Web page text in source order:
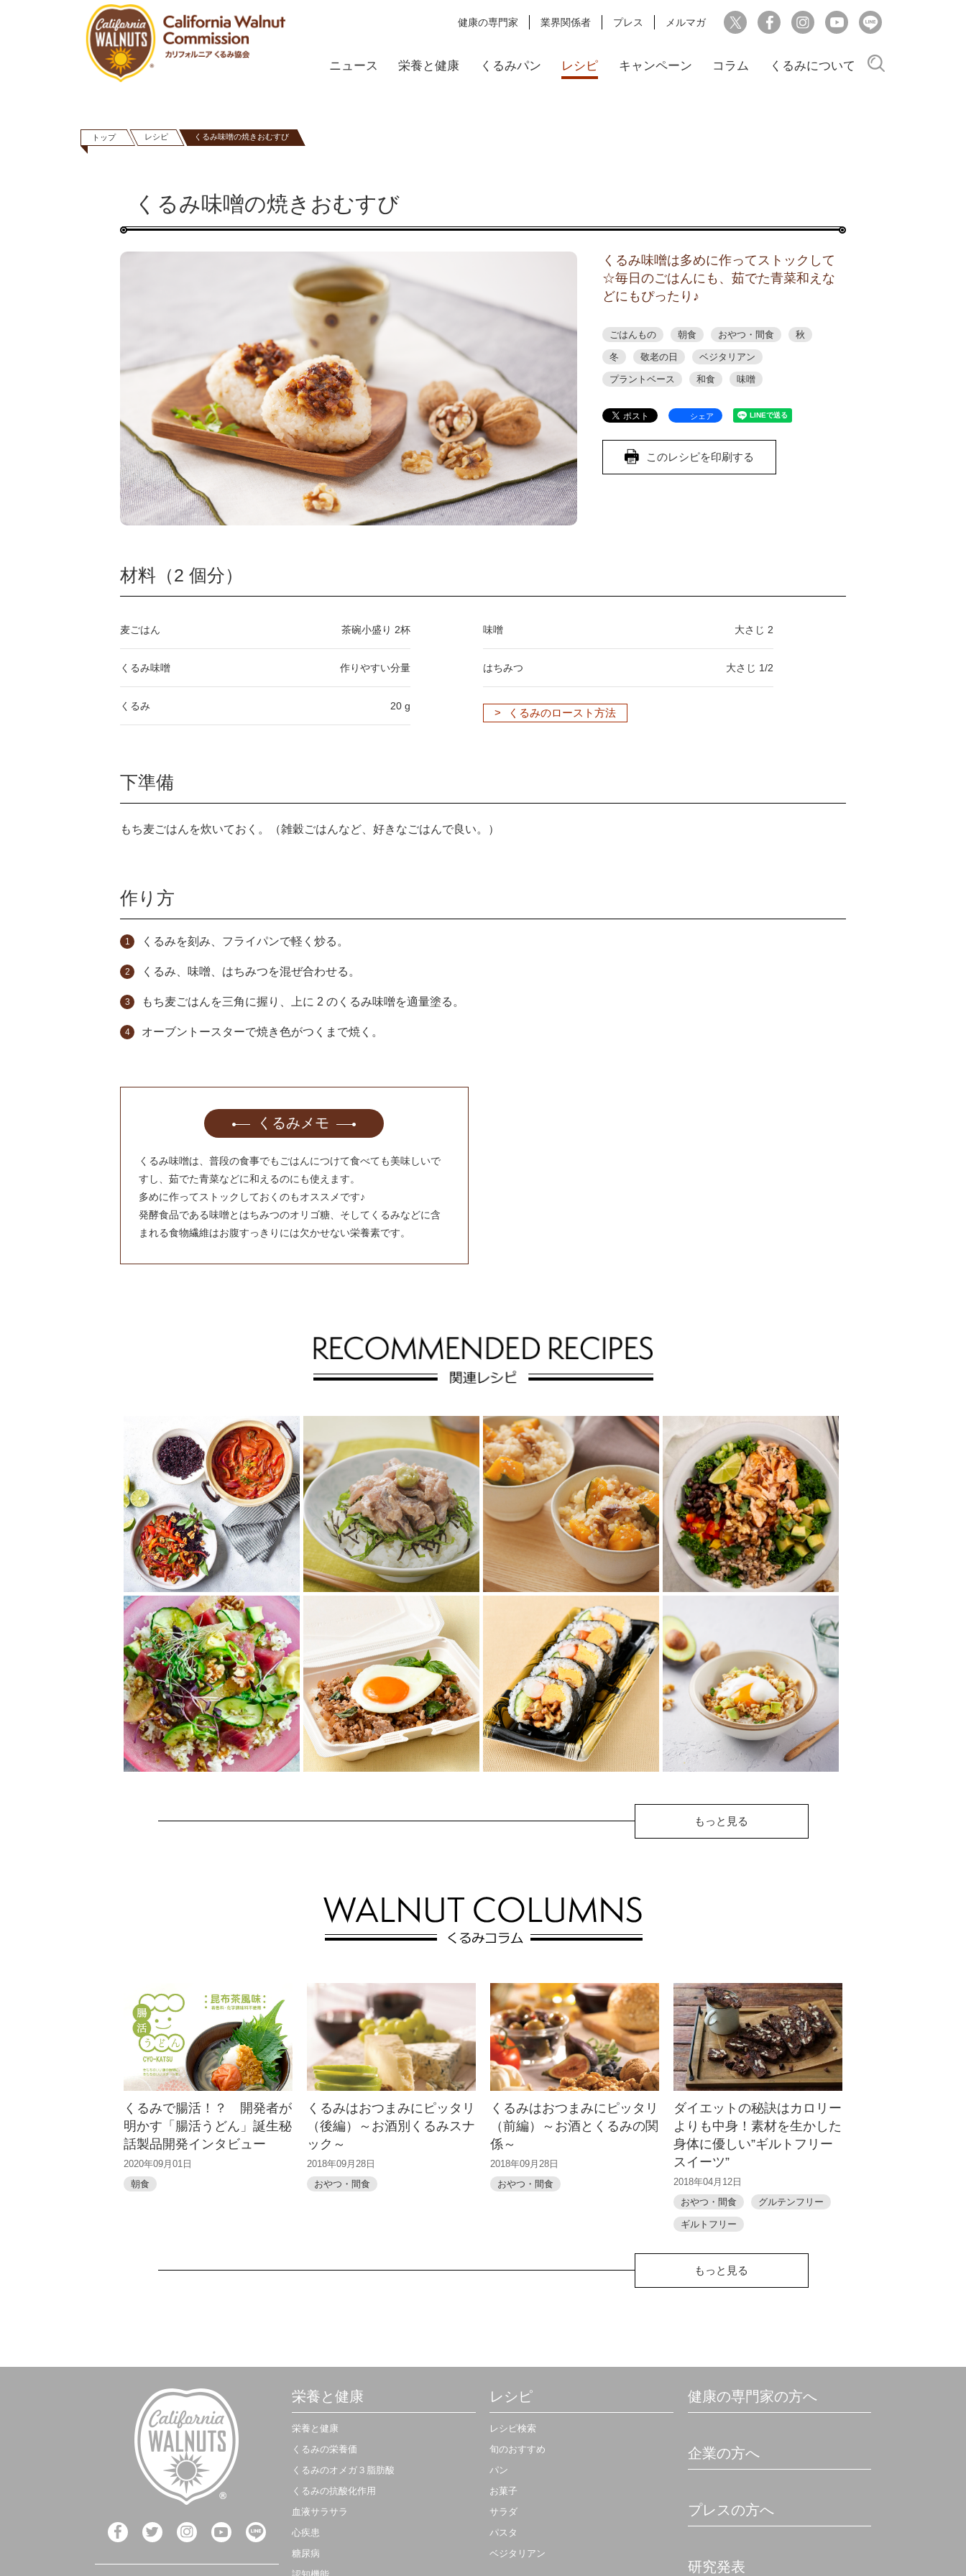
健康の専門家 業界関係者 プレス メルマガ
ニュース 栄養と健康 くるみパン レシピ キャンペーン コラム くるみについて
トップ レシピ くるみ味噌の焼きおむすび
くるみ味噌の焼きおむすび
くるみ味噌は多めに作ってストックして
☆毎日のごはんにも、茹でた青菜和えな
どにもぴったり♪
ごはんもの 朝食 おやつ・間食 秋
冬 敬老の日 ベジタリアン
プラントベース 和食 味噌
シェア
このレシピを印刷する
材料（2 個分）
麦ごはん 茶碗小盛り 2杯
くるみ味噌 作りやすい分量
くるみ 20 g
味噌 大さじ 2
はちみつ 大さじ 1/2
くるみのロースト方法
下準備
もち麦ごはんを炊いておく。（雑穀ごはんなど、好きなごはんで良い。）
作り方
くるみを刻み、フライパンで軽く炒る。
くるみ、味噌、はちみつを混ぜ合わせる。
もち麦ごはんを三角に握り、上に 2 のくるみ味噌を適量塗る。
オーブントースターで焼き色がつくまで焼く。
くるみメモ
くるみ味噌は、普段の食事でもごはんにつけて食べても美味しいで
すし、茹でた青菜などに和えるのにも使えます。
多めに作ってストックしておくのもオススメです♪
発酵食品である味噌とはちみつのオリゴ糖、そしてくるみなどに含
まれる食物繊維はお腹すっきりには欠かせない栄養素です。
カリフォルニアくるみ
のカレー
色鮮やかな野菜をスパイシーな
タイ風レッドカレーソースで煮
込み、くるみクリームで風味豊
かに仕上げた一品...
あじのくるみだれ丼
あじの刺身を使ったアレンジ丼
レシピ。手作りくるみダレで絡
めたあじが絶品！ごはんが止ま
らなくなるおいし...
かぼちゃとくるみの炊
き込みごはん
香ばしいくるみとかぼちゃのや
さしい甘味が相性抜群な炊き込
みごはん。くるみとコクとかぼ
ちゃの甘味で、食...
くるみ、サーモン、ア
ボカドのグレインボウ
ル
くるみと玄米で食物繊維をおい
しく摂取。くるみやケール、ア
ボカド、玄米、サーモンなど1皿
でいろいろな味...
プフルーツのくるみ入
ウルもっと見る
くるみで腸活！？ 開発者が
明かす「腸活うどん」誕生秘
話製品開発インタビュー
2020年09月01日
朝食
くるみはおつまみにピッタリ
（後編）～お酒別くるみスナ
ック～
2018年09月28日
おやつ・間食
くるみはおつまみにピッタリ
（前編）～お酒とくるみの関
係～
2018年09月28日
おやつ・間食
ダイエットの秘訣はカロリー
よりも中身！素材を生かした
身体に優しい”ギルトフリー
スイーツ”
2018年04月12日
おやつ・間食
グルテンフリー
ギルトフリー
もっと見る
栄養と健康
栄養と健康
くるみの栄養価
くるみのオメガ３脂肪酸
くるみの抗酸化作用
血液サラサラ
心疾患
糖尿病
レシピ
レシピ検索
旬のおすすめ
パン
お菓子
サラダ
パスタ
ベジタリアン
健康の専門家の方へ
企業の方へ
プレスの方へ
研究発表